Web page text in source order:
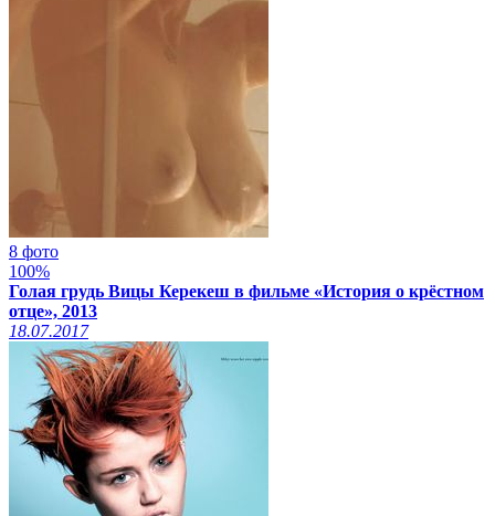
8 фото
100%
Голая грудь Вицы Керекеш в фильме «История о крёстном
отце», 2013
18.07.2017